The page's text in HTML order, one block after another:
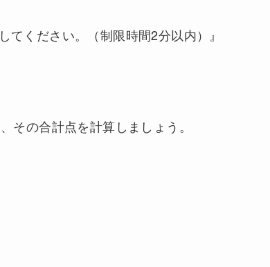
てください。（制限時間2分以内）』
その合計点を計算しましょう。